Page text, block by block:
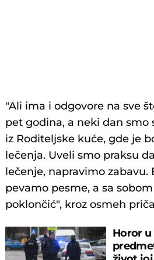
"Ali ima i odgovore na sve
pet godina, a neki dan smo
iz Roditeljske kuće, gde je
lečenja. Uveli smo praksu
lečenje, napravimo zabavu.
pevamo pesme, a sa
poklončić", kroz osmeh
Horor u